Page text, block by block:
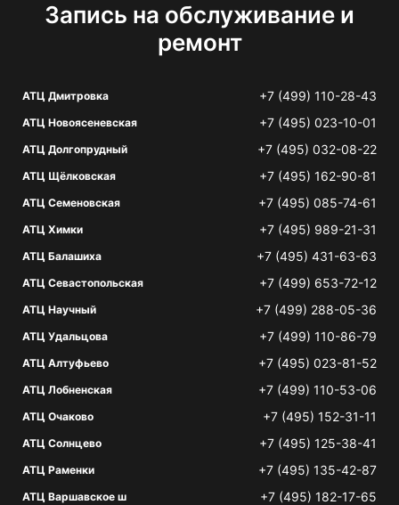
Запись на обслуживание и
ремонт
АТЦ Дмитровка +7 (499) 110-28-43
АТЦ Новоясеневская +7 (495) 023-10-01
АТЦ Долгопрудный +7 (495) 032-08-22
АТЦ Щёлковская +7 (495) 162-90-81
АТЦ Семеновская +7 (495) 085-74-61
АТЦ Химки +7 (495) 989-21-31
АТЦ Балашиха +7 (495) 431-63-63
АТЦ Севастопольская +7 (499) 653-72-12
АТЦ Научный +7 (499) 288-05-36
АТЦ Удальцова +7 (499) 110-86-79
АТЦ Алтуфьево +7 (495) 023-81-52
АТЦ Лобненская +7 (499) 110-53-06
АТЦ Очаково +7 (495) 152-31-11
АТЦ Солнцево +7 (495) 125-38-41
АТЦ Раменки +7 (495) 135-42-87
АТЦ Варшавское ш +7 (495) 182-17-65